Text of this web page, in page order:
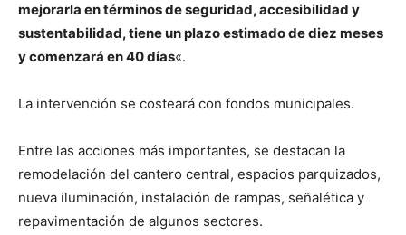
mejorarla en términos de seguridad, accesibilidad y
sustentabilidad, tiene un plazo estimado de diez meses
y comenzará en 40 días«.
La intervención se costeará con fondos municipales.
Entre las acciones más importantes, se destacan la
remodelación del cantero central, espacios parquizados,
nueva iluminación, instalación de rampas, señalética y
repavimentación de algunos sectores.